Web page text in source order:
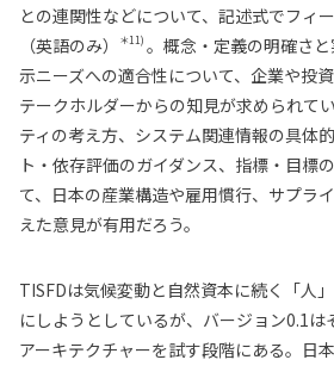
との連関性などについて、記述式でフィ
（英語のみ）
＊11) 。概念・定義の明確さ
示ニーズへの適合性について、企業や投
テークホルダーからの知見が求められて
ティの考え方、システム関連情報の具体
ト・依存評価のガイダンス、指標・目標
て、日本の産業構造や雇用慣行、サプラ
えた意見が有用だろう。
TISFDは気候変動と自然資本に続く「人
にしようとしているが、バージョン0.1
アーキテクチャーを試す段階にある。日